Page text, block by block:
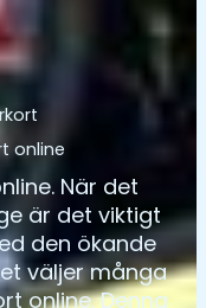
online
När det
är det viktigt
den ökande
väljer många
online. Denna